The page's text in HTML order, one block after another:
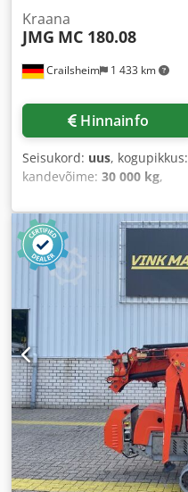
Crailsheim 1 433 km
Kraana
JMG MC 180.08
Hinnainfo
Seisukord: uus, kogupikkus:
kandevõime: 30 000 kg,